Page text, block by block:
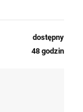
dostępny
48 godzin